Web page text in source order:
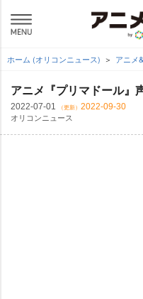
ホーム (オリコンニュース) アニメ
アニメ『プリマドール』
2022-07-01 （更新） 2022-09-30
オリコンニュース